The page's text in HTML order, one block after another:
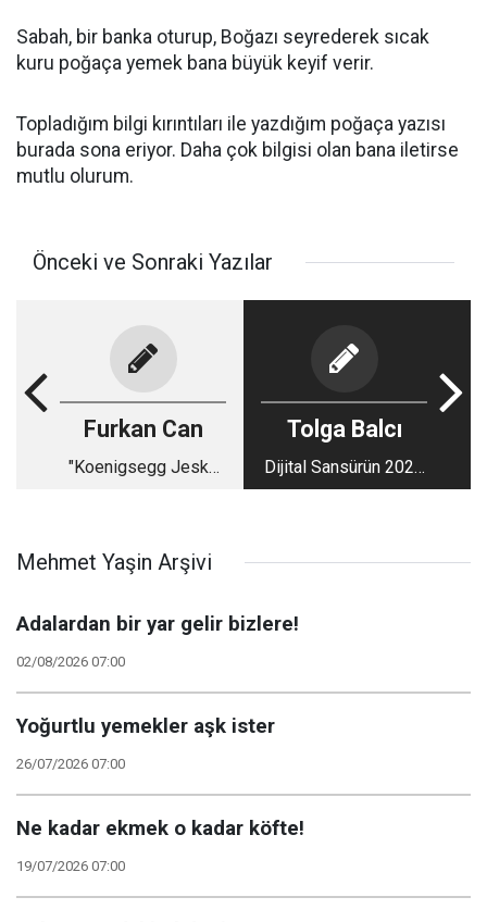
Sabah, bir banka oturup, Boğazı seyrederek sıcak
kuru poğaça yemek bana büyük keyif verir.
Topladığım bilgi kırıntıları ile yazdığım poğaça yazısı
burada sona eriyor. Daha çok bilgisi olan bana iletirse
mutlu olurum.
Önceki ve Sonraki Yazılar
Furkan Can
"Koenigsegg Jesko
Mükemmellik"
Tolga Balcı
Dijital Sansürün 2024
Manzarası
Mehmet Yaşin Arşivi
Adalardan bir yar gelir bizlere!
02/08/2026 07:00
Yoğurtlu yemekler aşk ister
26/07/2026 07:00
Ne kadar ekmek o kadar köfte!
19/07/2026 07:00